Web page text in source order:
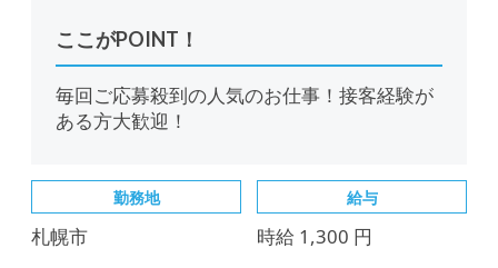
ここがPOINT！
毎回ご応募殺到の人気のお仕事！接客経験が
ある方大歓迎！
勤務地
札幌市
給与
時給 1,300 円